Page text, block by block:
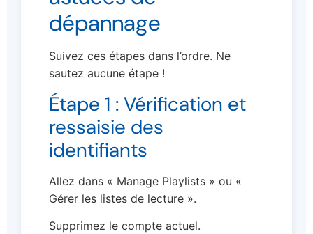
dépannage
Suivez ces étapes dans l’ordre. Ne
sautez aucune étape !
Étape 1 : Vérification et
ressaisie des
identifiants
Allez dans « Manage Playlists » ou «
Gérer les listes de lecture ».
Supprimez le compte actuel.